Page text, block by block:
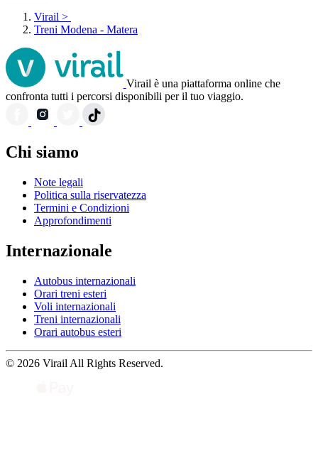
Virail >
Treni Modena - Matera
Virail è una piattaforma online che
confronta tutti i percorsi disponibili per il tuo viaggio.
Chi siamo
Note legali
Politica sulla riservatezza
Termini e Condizioni
Approfondimenti
Internazionale
Autobus internazionali
Orari treni esteri
Voli internazionali
Treni internazionali
Orari autobus esteri
© 2026 Virail All Rights Reserved.